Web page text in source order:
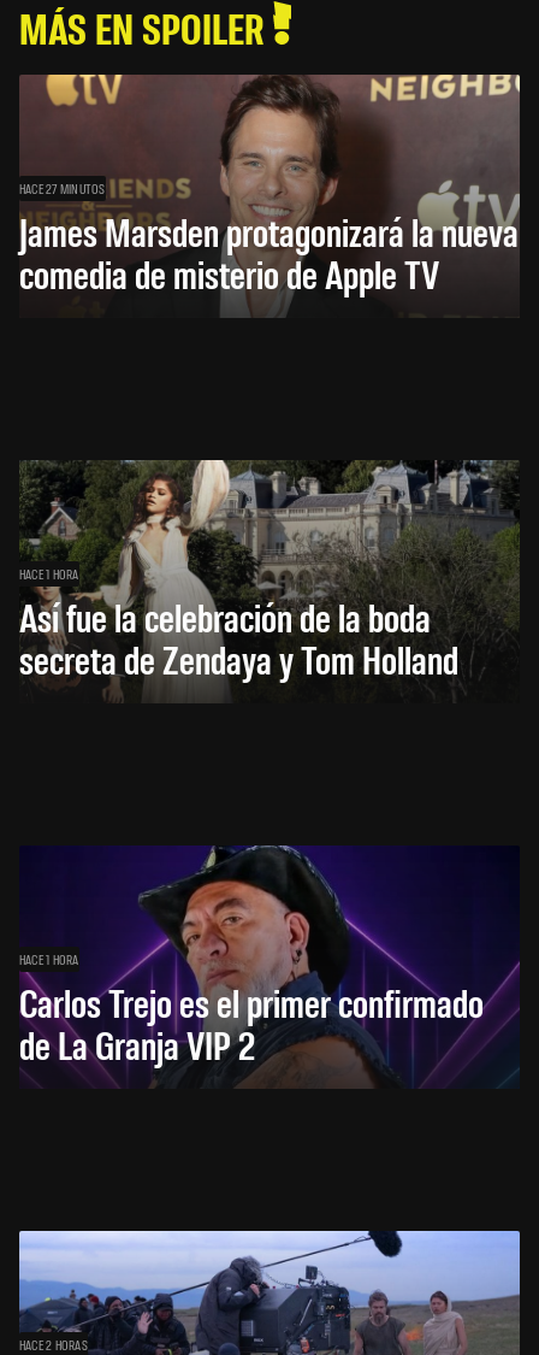
MÁS EN SPOILER
HACE 27 MINUTOS
James Marsden protagonizará la nueva
comedia de misterio de Apple TV
HACE 1 HORA
Así fue la celebración de la boda
secreta de Zendaya y Tom Holland
HACE 1 HORA
Carlos Trejo es el primer confirmado
de La Granja VIP 2
HACE 2 HORAS